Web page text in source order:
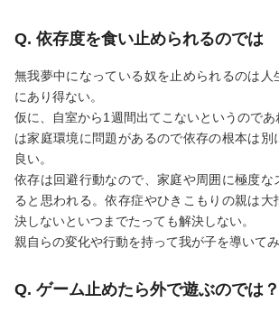
Q. 依存度を食い止められるのでは
無我夢中になっている奴を止められるのは人
にあり得ない。
仮に、自室から1週間出てこないというので
は家庭環境に問題があるので依存の根本は別
良い。
依存は回避行動なので、家庭や周囲に極度な
ると思われる。依存症やひきこもりの親は大
決しないといつまでたっても解決しない。
親自らの変化や行動を持って我が子を導いてみ
Q. ゲーム止めたら外で遊ぶのでは？